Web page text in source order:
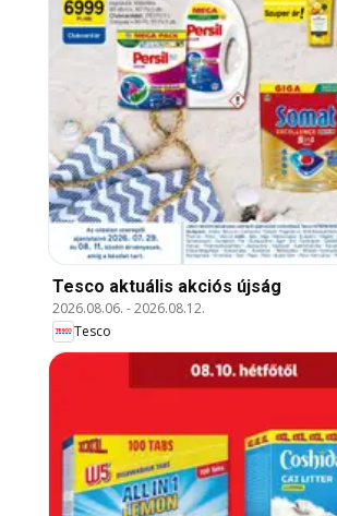
Tesco aktuális akciós újság
2026.08.06. -2026.08.12.
Tesco